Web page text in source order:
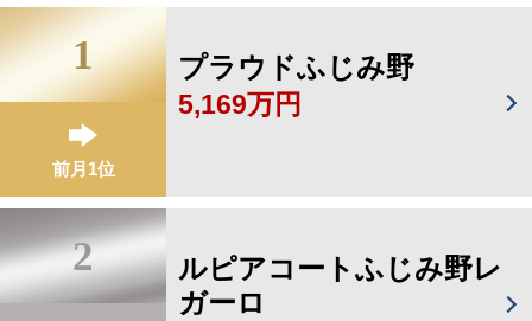
1
前月1位
プラウドふじみ野
5,169万円
2
ルピアコートふじみ野レ
ガーロ